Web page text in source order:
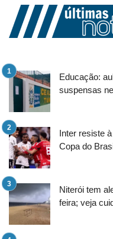
Educação:
suspensas
Inter resiste
Copa do
Niterói tem
feira; veja